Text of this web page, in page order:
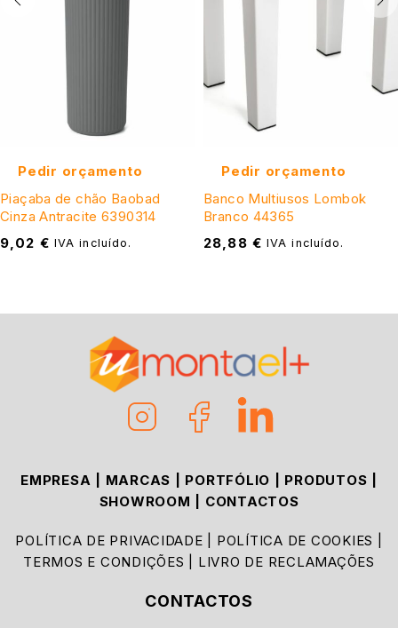
Pedir orçamento
Piaçaba de chão Baobad
Cinza Antracite 6390314
9,02 € IVA incluído.
Pedir orçamento
Banco Multiusos Lombok
Branco 44365
28,88 € IVA incluído.
EMPRESA MARCAS PORTFÓLIO PRODUTOS
SHOWROOM
CONTACTOS
POLÍTICA DE PRIVACIDADE POLÍTICA DE COOKIES
TERMOS E CONDIÇÕES
LIVRO DE RECLAMAÇÕES
CONTACTOS